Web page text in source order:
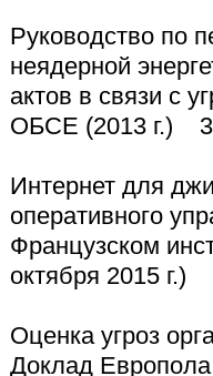
Руководство по
неядерной
актов в связи с
ОБСЕ (2013 г.)
Интернет для
оперативного
Французском
октября 2015 г.)
Оценка угроз
Доклад